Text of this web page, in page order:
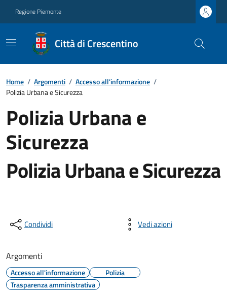
Regione Piemonte
Città di Crescentino
Home / Argomenti / Accesso all'informazione /
Polizia Urbana e Sicurezza
Polizia Urbana e
Sicurezza
Polizia Urbana e Sicurezza
Condividi Vedi azioni
Argomenti
Accesso all'informazione
Polizia
Trasparenza amministrativa